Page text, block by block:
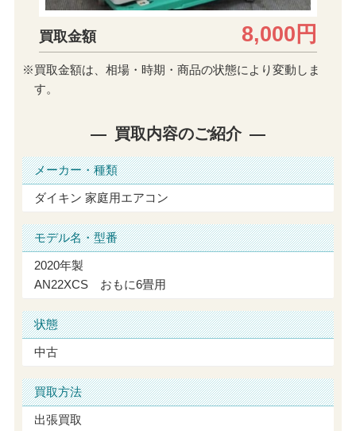
買取金額 8,000円
※買取金額は、相場・時期・商品の状態により変動しま
す。
買取内容のご紹介
メーカー・種類
ダイキン 家庭用エアコン
モデル名・型番
2020年製
AN22XCS おもに6畳用
状態
中古
買取方法
出張買取